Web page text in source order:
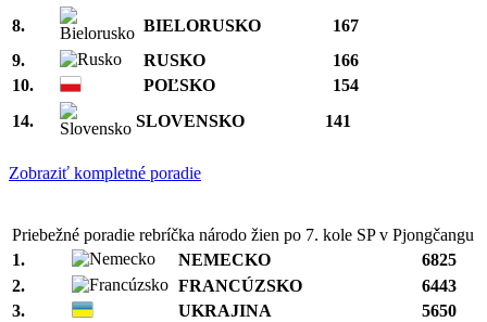
8.
BIELORUSKO
167
9.
RUSKO
166
10.
POĽSKO
154
14.
SLOVENSKO 141
Zobraziť kompletné poradie
Priebežné poradie rebríčka národo žien po 7. kole SP v Pjongčangu
1.
NEMECKO
6825
2.
FRANCÚZSKO
6443
3.
UKRAJINA
5650